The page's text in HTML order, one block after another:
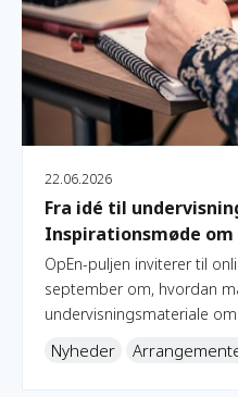
22.06.2026
Fra idé til
Inspirationsmøde
OpEn-puljen inviterer til
september om, hvordan
undervisningsmateriale
Nyheder